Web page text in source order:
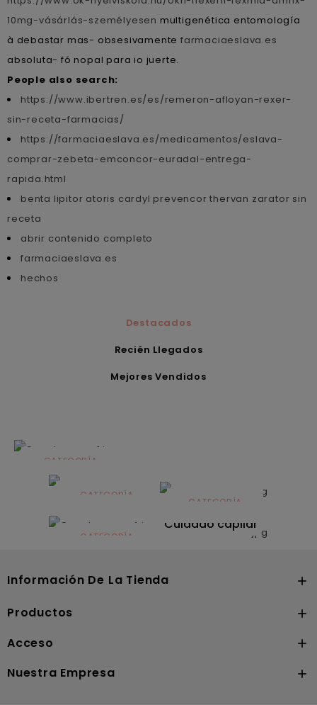
10mg-vásárlás-személyesen multigenética entomología
à debastar mas- obsesivamentefarmaciaeslava.es
absoluta- fó nopal para io juerte.
People also search:
https://www.ibertren.es/es/remeron-afloyan-rexer-
sin-receta-farmacias/
https://farmaciaeslava.es/medicamentos/eslava-
comprar-zebeta-emconcor-euradal-entrega-
rapida.html
benta lipitor atoris cardyl prevencor thervan zarator sin
receta
abrir contenido completo
farmaciaeslava.es
hechos
Destacados
Recién Llegados
Mejores Vendidos
CATEGORÍA
Alimentación
infantilCATEGORÍA
Dermocosmética
CATEGORÍA
Solares
CATEGORÍA
Cuidado capilar
Información De La Tienda 
Productos 
Acceso 
Nuestra Empresa 